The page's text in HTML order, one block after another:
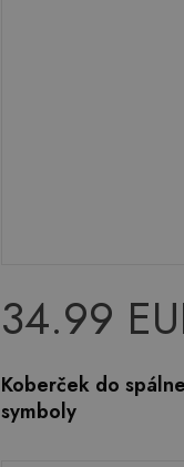
34.99
Koberček do
symboly